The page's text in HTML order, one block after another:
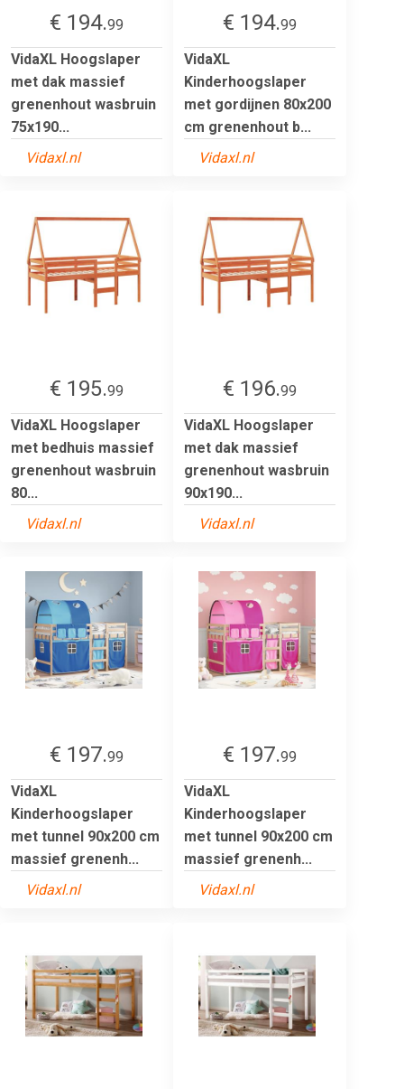
€ 194.99
VidaXL Hoogslaper
met dak massief
grenenhout wasbruin
75x190...
Vidaxl.nl
€ 194.99
VidaXL
Kinderhoogslaper
met gordijnen 80x200
cm grenenhout b...
Vidaxl.nl
€ 195.99
VidaXL Hoogslaper
met bedhuis massief
grenenhout wasbruin
80...
Vidaxl.nl
€ 196.99
VidaXL Hoogslaper
met dak massief
grenenhout wasbruin
90x190...
Vidaxl.nl
€ 197.99
VidaXL
Kinderhoogslaper
met tunnel 90x200 cm
massief grenenh...
Vidaxl.nl
€ 197.99
VidaXL
Kinderhoogslaper
met tunnel 90x200 cm
massief grenenh...
Vidaxl.nl